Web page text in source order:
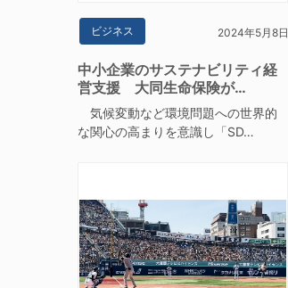
ビジネス 2024年5月8日
中小企業のサステナビリティ経
営支援 大同生命保険が…
気候変動など環境問題への世界的
な関心の高まりを意識し「SD…